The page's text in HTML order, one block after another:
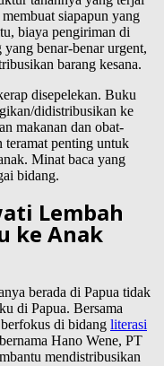
siapapun yang
biaya pengiriman di
benar-benar urgent,
barang kesana.
disepelekan. Buku
didistribusikan ke
makanan dan obat-
teramat penting untuk
Minat baca yang
bidang.
Lembah
ke Anak
berada di Papua tidak
di Papua. Bersama
di bidang literasi
Hano Wene, PT
mendistribusikan